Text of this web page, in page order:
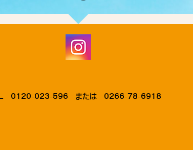
TEL 0120-023-596 または 0266-78-6918